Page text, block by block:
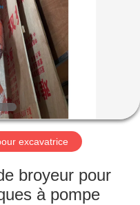
excavatrice
broyeur pour
à pompe